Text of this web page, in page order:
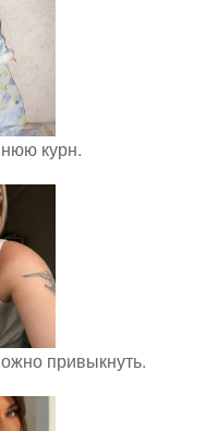
курн.
привыкнуть.